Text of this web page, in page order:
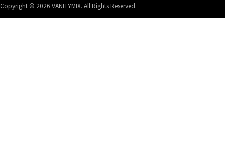
Copyright © 2026 VANITYMIX. All Rights Reserved.